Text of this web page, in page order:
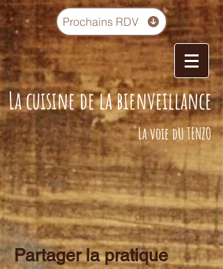
Prochains RDV
La cuisine de la bienveillance
La voie dU TENZO
Partager la pratique